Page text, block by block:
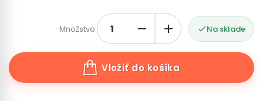
Množstvo: Na sklade
Vložiť do košíka